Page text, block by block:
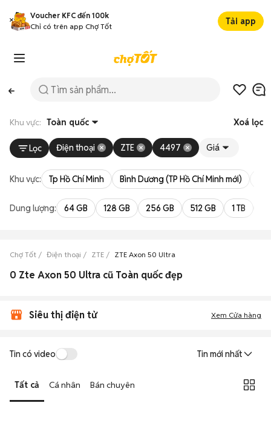
Voucher KFC đến 100k
Chỉ có trên app Chợ Tốt
Tải app
Khu vực: Toàn quốc Xoá lọc
Lọc Điện thoại ZTE 4497 Giá
Khu vực: Tp Hồ Chí Minh Bình Dương (TP Hồ Chí Minh mới)
Dung lượng: 64 GB 128 GB 256 GB 512 GB 1 TB
Chợ Tốt Điện thoại ZTE ZTE Axon 50 Ultra
0 Zte Axon 50 Ultra cũ Toàn quốc đẹp
Siêu thị điện tử Xem Cửa hàng
Tin có video Tin mới nhất
Tất cả Cá nhân Bán chuyên